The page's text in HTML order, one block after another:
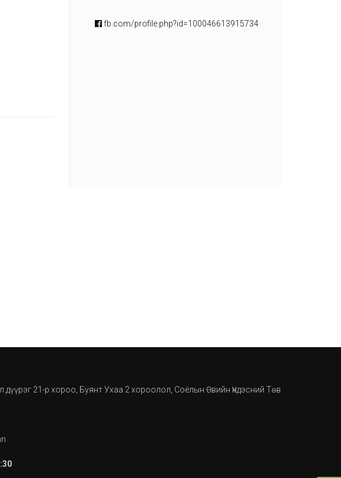
fb.com/profile.php?id=100046613915734
дүүрэг 21-р хороо, Буянт Ухаа 2 хороолол, Соёлын Өвийн Үндэсний Төв